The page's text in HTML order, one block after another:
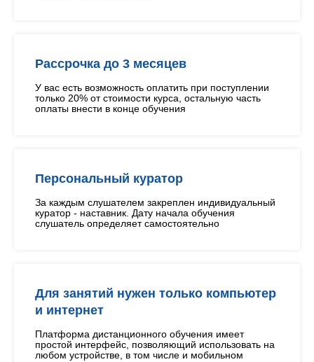
Рассрочка до 3 месяцев
У вас есть возможность оплатить при поступлении
только 20% от стоимости курса, остальную часть
оплаты внести в конце обучения
Персональный куратор
За каждым слушателем закреплен индивидуальный
куратор - наставник. Дату начала обучения
слушатель определяет самостоятельно
Для занятий нужен только компьютер
и интернет
Платформа дистанционного обучения имеет
простой интерфейс, позволяющий использовать на
любом устройстве, в том числе и мобильном